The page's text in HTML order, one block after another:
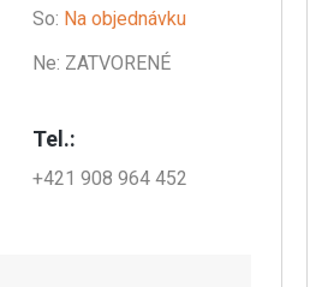
So: Na objednávku
Ne: ZATVORENÉ
Tel.:
+421 908 964 452